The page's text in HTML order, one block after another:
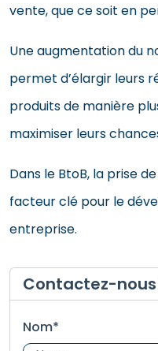
vente, que ce soit en
Une augmentation du
permet d’élargir leurs
produits de manière
maximiser leurs
Dans le BtoB, la prise
facteur clé pour le
entreprise.
Contactez-nous
Nom*